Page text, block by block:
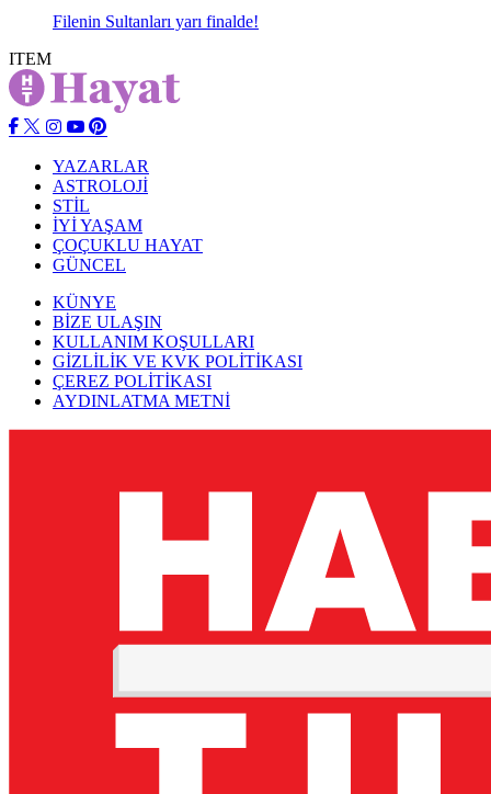
Filenin Sultanları yarı finalde!
ITEM
YAZARLAR
ASTROLOJİ
STİL
İYİ YAŞAM
ÇOÇUKLU HAYAT
GÜNCEL
KÜNYE
BİZE ULAŞIN
KULLANIM KOŞULLARI
GİZLİLİK VE KVK POLİTİKASI
ÇEREZ POLİTİKASI
AYDINLATMA METNİ